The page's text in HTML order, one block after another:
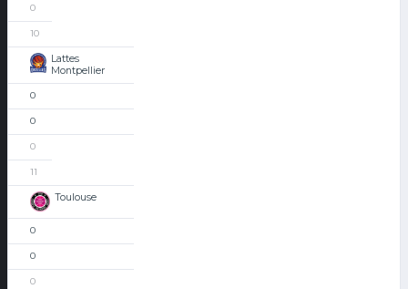
0
10
Lattes
Montpellier
0
0
0
11
Toulouse
0
0
0